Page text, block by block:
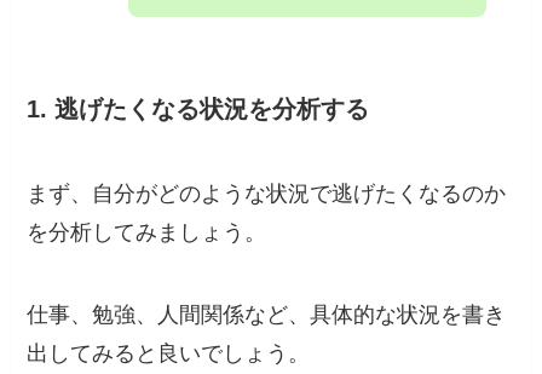
1. 逃げたくなる状況を分析する
まず、自分がどのような状況で逃げたくなるのか
を分析してみましょう。
仕事、勉強、人間関係など、具体的な状況を書き
出してみると良いでしょう。